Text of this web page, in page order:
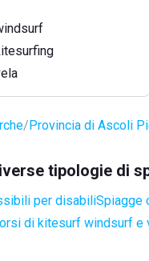
Provincia di Ascoli
tipologie di
per disabiliSpiagge
di kitesurf windsurf e